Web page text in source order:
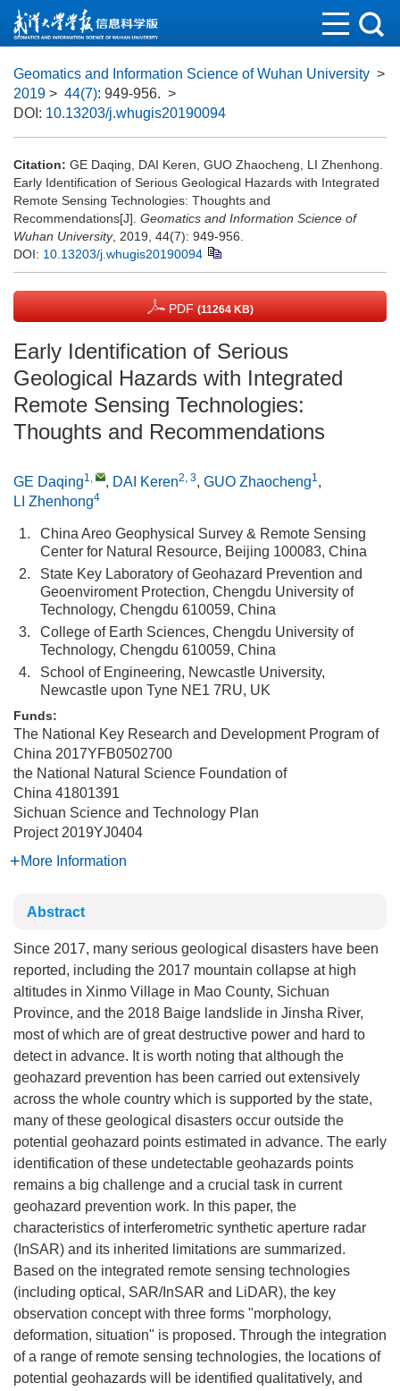
Geomatics and Information Science of Wuhan University >
2019 > 44(7): 949-956. >
DOI: 10.13203/j.whugis20190094
Citation: GE Daqing, DAI Keren, GUO Zhaocheng, LI Zhenhong.
Early Identification of Serious Geological Hazards with Integrated
Remote Sensing Technologies: Thoughts and
Recommendations[J]. Geomatics and Information Science of
Wuhan University, 2019, 44(7): 949-956.
DOI: 10.13203/j.whugis20190094
PDF (11264 KB)
Early Identification of Serious
Geological Hazards with Integrated
Remote Sensing Technologies:
Thoughts and Recommendations
GE Daqing1, , DAI Keren2, 3, GUO Zhaocheng1,
LI Zhenhong4
1.
China Areo Geophysical Survey & Remote Sensing
Center for Natural Resource, Beijing 100083, China
2.
State Key Laboratory of Geohazard Prevention and
Geoenviroment Protection, Chengdu University of
Technology, Chengdu 610059, China
3.
College of Earth Sciences, Chengdu University of
Technology, Chengdu 610059, China
4.
School of Engineering, Newcastle University,
Newcastle upon Tyne NE1 7RU, UK
Funds:
The National Key Research and Development Program of
China 2017YFB0502700
the National Natural Science Foundation of
China 41801391
Sichuan Science and Technology Plan
Project 2019YJ0404
More Information
Abstract
Since 2017, many serious geological disasters have been
reported, including the 2017 mountain collapse at high
altitudes in Xinmo Village in Mao County, Sichuan
Province, and the 2018 Baige landslide in Jinsha River,
most of which are of great destructive power and hard to
detect in advance. It is worth noting that although the
geohazard prevention has been carried out extensively
across the whole country which is supported by the state,
many of these geological disasters occur outside the
potential geohazard points estimated in advance. The early
identification of these undetectable geohazards points
remains a big challenge and a crucial task in current
geohazard prevention work. In this paper, the
characteristics of interferometric synthetic aperture radar
(InSAR) and its inherited limitations are summarized.
Based on the integrated remote sensing technologies
(including optical, SAR/InSAR and LiDAR), the key
observation concept with three forms "morphology,
deformation, situation" is proposed. Through the integration
of a range of remote sensing technologies, the locations of
potential geohazards will be identified qualitatively, and